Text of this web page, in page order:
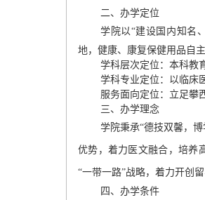
二、办学定位
学院以 “建设国内知名
地，健康、康复保健用品自
学科层次定位： 本科教
学科专业定位： 以临床
服务面向定位： 立足攀
三、办学理念
学院秉承“德技双馨，
优势，着力医文融合，培养
“一带一路”战略，着力开创
四、办学条件